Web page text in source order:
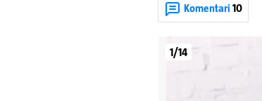
Komentari 10
1/14